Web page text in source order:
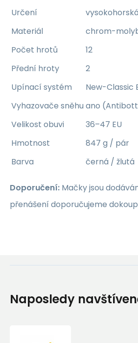
Určení
Materiál
chrom-
Počet hrotů
12
Přední hroty
2
Upínací systém
New-Classic
Vyhazovače sněhu ano
Velikost obuvi
36–47 EU
Hmotnost
847 g / pár
Barva
černá / žlutá
Doporučení: Mačky jsou
přenášení doporučujeme
Naposledy